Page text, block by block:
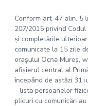
Conform art. 47 alin. 5
207/2015 privind
și completările
comunicate la 15 zile
orașului Ocna Mureș,
afișierul central al
începând de astăzi 31
– lista persoanelor
plicuri cu comunicări